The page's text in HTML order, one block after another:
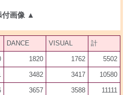
付画像 ▲
DANCE VISUAL 計
1820 1762 5502
3482 3417 10580
3657 3588 11111